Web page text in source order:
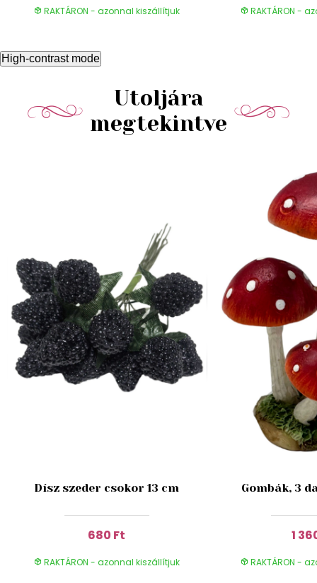
RAKTÁRON - azonnal kiszállítjuk RAKTÁRON -
High-contrast mode
Utoljára
megtekintve
Dísz szeder csokor 13 cm
680 Ft
RAKTÁRON - azonnal kiszállítjuk
Gombák, 3
1
RAKTÁRON -